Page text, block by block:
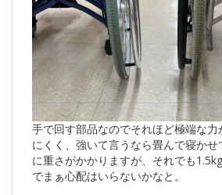
手で回す部品なのでそれほど極端な力
にくく、強いて言うなら畳んで寝か
に重さがかかりますが、それでも
でまぁ心配はいらないかなと。